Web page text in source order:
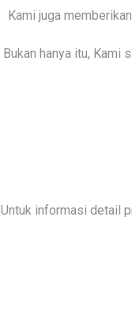
Kami juga
Bukan hanya itu, Kami
Untuk informasi detail